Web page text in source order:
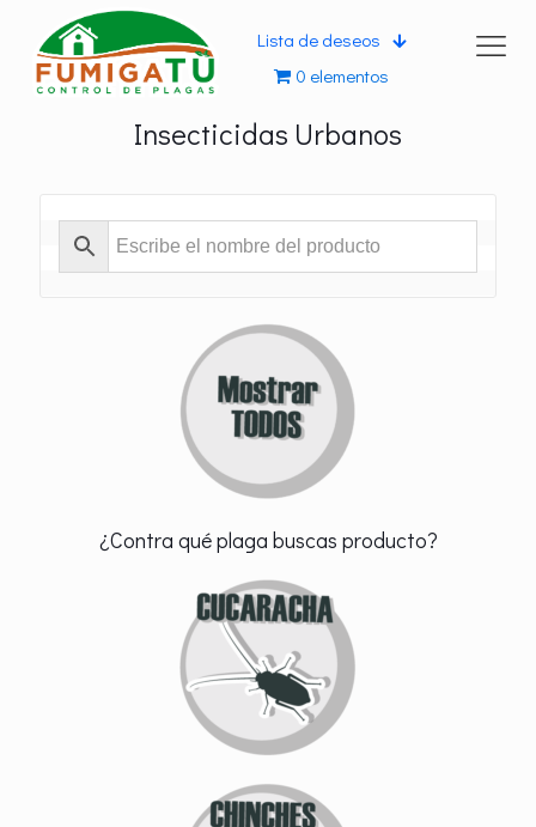
Lista de deseos
0 elementos
Insecticidas Urbanos
¿Contra qué plaga buscas producto?